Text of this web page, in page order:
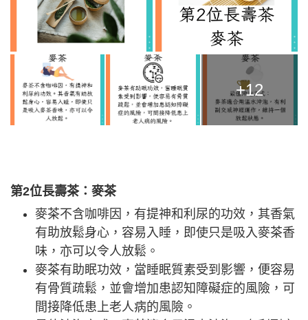
+12
第2位長壽茶：麥茶
麥茶不含咖啡因，有提神和利尿的功效，其香氣
有助放鬆身心，容易入睡，即使只是吸入麥茶香
味，亦可以令人放鬆。
麥茶有助眠功效，當睡眠質素受到影響，便容易
有骨質疏鬆，並會增加患認知障礙症的風險，可
間接降低患上老人病的風險。